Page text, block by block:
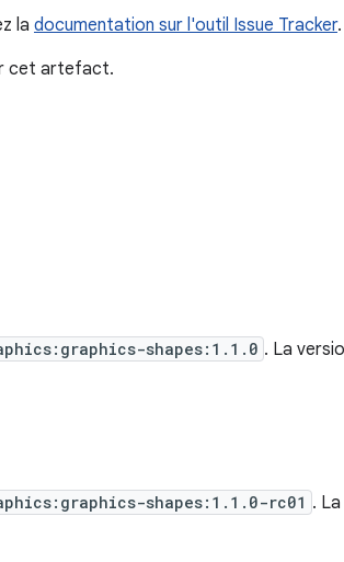
la documentation sur l'outil Issue Tracker.
cet artefact.
shapes:1.1.0 . La
shapes:1.1.0-rc01 .